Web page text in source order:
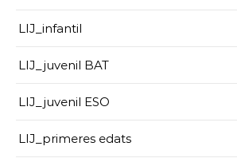
LIJ_infantil
LIJ_juvenil BAT
LIJ_juvenil ESO
LIJ_primeres edats